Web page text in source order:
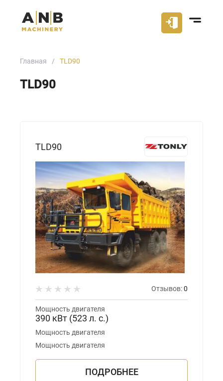
Главная TLD90
TLD90
TLD90
Отзывов:0
Мощность двигателя
390 кВт (523 л. с.)
Мощность двигателя
Мощность двигателя
ПОДРОБНЕЕ